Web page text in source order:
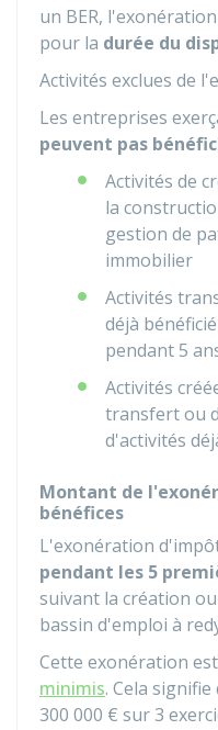
un BER,
pour la durée du
Activités exclues de
Les entreprises
peuvent pas
Activités de
la
gestion de
immobilier
Activités
déjà
pendant 5
Activités
transfert ou
d'activités
Montant de
bénéfices
L'exonération
pendant les 5
suivant la création
bassin d'emploi à
Cette exonération
minimis. Cela
300 000 € sur 3